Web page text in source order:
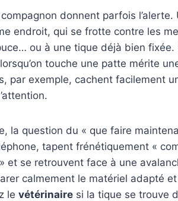
donnent parfois
endroit, qui se frotte contre les
ou à une tique déjà bien fixée.
touche une patte mérite
par exemple, cachent facilement
la question du « que faire
tapent frénétiquement «
et se retrouvent face à une
calmement le matériel adapté
le vétérinaire si la tique se trouve